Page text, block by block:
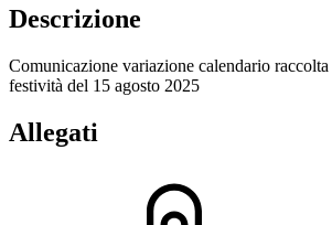
Descrizione
Comunicazione variazione calendario
festività del 15 agosto 2025
Allegati